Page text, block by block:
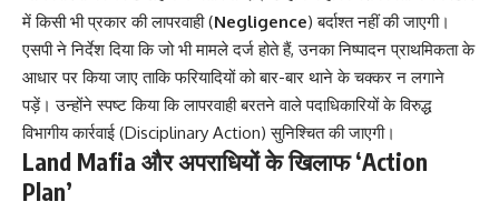
में किसी भी प्रकार की लापरवाही (Negligence) बर्दाश्त नहीं की जाएगी।
एसपी ने निर्देश दिया कि जो भी मामले दर्ज होते हैं, उनका निष्पादन प्राथमिकता के
आधार पर किया जाए ताकि फरियादियों को बार-बार थाने के चक्कर न लगाने
पड़ें। उन्होंने स्पष्ट किया कि लापरवाही बरतने वाले पदाधिकारियों के विरुद्ध
विभागीय कार्रवाई (Disciplinary Action) सुनिश्चित की जाएगी।
Land Mafia और अपराधियों के खिलाफ ‘Action
Plan’